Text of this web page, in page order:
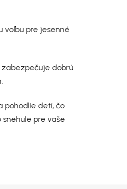
voľbu pre jesenné
zabezpečuje dobrú
pohodlie detí, čo
pre vaše